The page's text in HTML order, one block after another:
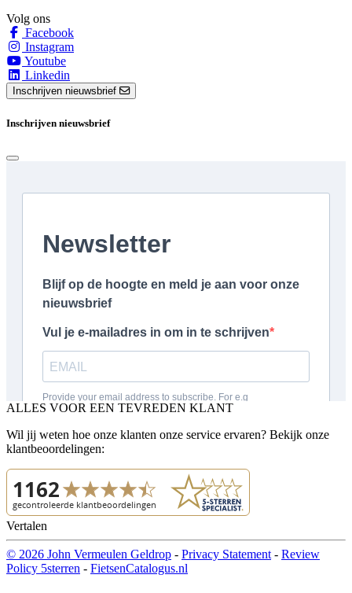
Volg ons
Facebook
Instagram
Youtube
Linkedin
Inschrijven nieuwsbrief
Inschrijven nieuwsbrief
ALLES VOOR EEN TEVREDEN KLANT
Wil jij weten hoe onze klanten onze service ervaren? Bekijk onze
klantbeoordelingen:
Vertalen
© 2026 John Vermeulen Geldrop - Privacy Statement - Review
Policy 5sterren - FietsenCatalogus.nl